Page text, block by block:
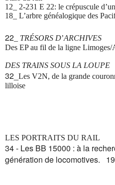
12_ 2-231 E 22: le crépuscule
18_ L’arbre généalogique des
22 TRÉSORS D’ARCHIVES
Des EP au fil de la ligne Limoges/
DES TRAINS SOUS LA LOUPE
32_ Les V2N, de la grande
lilloise
LES PORTRAITS DU RAIL
34 - Les BB 15000 : à la
génération de locomotives.